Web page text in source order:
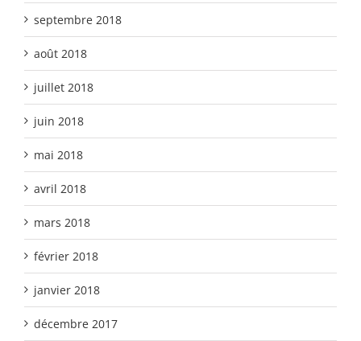
septembre 2018
août 2018
juillet 2018
juin 2018
mai 2018
avril 2018
mars 2018
février 2018
janvier 2018
décembre 2017